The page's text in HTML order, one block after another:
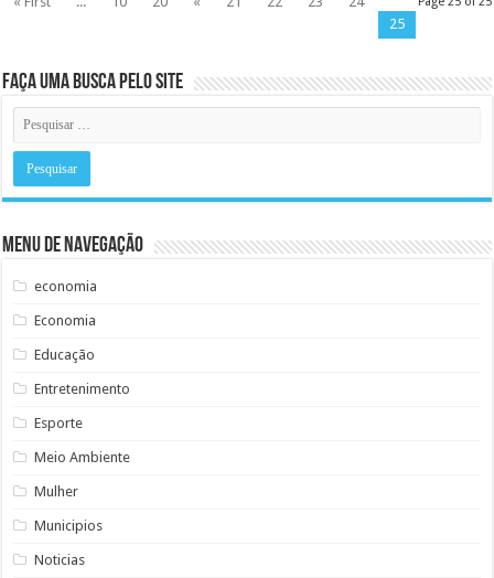
25
Faça uma busca pelo Site
Menu de Navegação
economia
Economia
Educação
Entretenimento
Esporte
Meio Ambiente
Mulher
Municipios
Noticias